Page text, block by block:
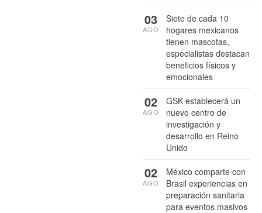
Siete de cada 10
hogares mexicanos
tienen mascotas,
especialistas destacan
beneficios físicos y
emocionales
03
AGO
GSK establecerá un
nuevo centro de
investigación y
desarrollo en Reino
Unido
02
AGO
México comparte con
Brasil experiencias en
preparación sanitaria
para eventos masivos
02
AGO